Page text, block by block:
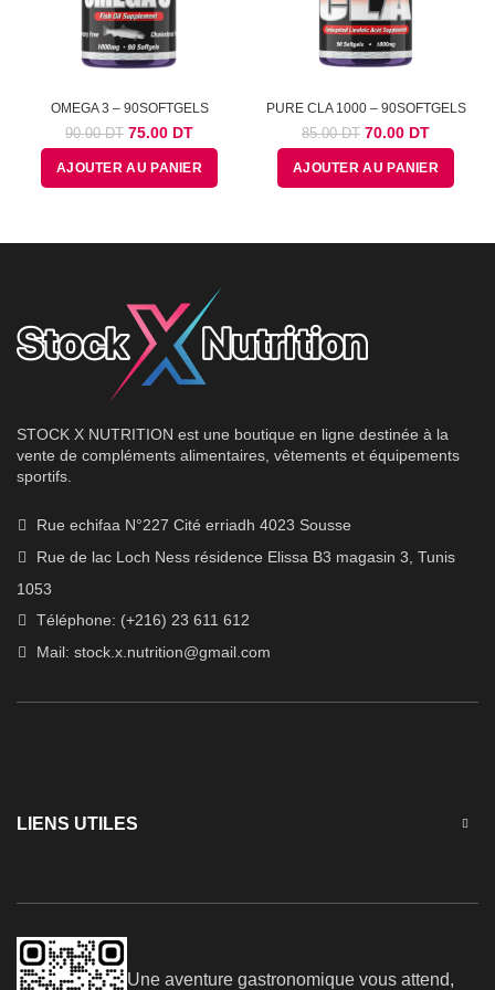
OMEGA 3 – 90SOFTGELS
90.00DT Le
prix
initial
était :
75.00 DTLe
prix
actuel
est :
AJOUTER AU PANIER
PURE CLA 1000 – 90SOFTGELS
85.00DT Le
prix
initial
était :
70.00 DTLe
prix
actuel
est :
AJOUTER AU PANIER
STOCK X NUTRITION est une boutique en ligne destinée à la
vente de compléments alimentaires, vêtements et équipements
sportifs.
Rue echifaa N°227 Cité erriadh 4023 Sousse
Rue de lac Loch Ness résidence Elissa B3 magasin 3, Tunis
1053
Téléphone: (+216) 23 611 612
Mail: stock.x.nutrition@gmail.com
LIENS UTILES
Une aventure gastronomique vous attend,